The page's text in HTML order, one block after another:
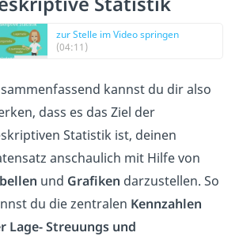
zur Stelle im Video springen
(04:11)
kannst du dir also
dass es das Ziel der
Statistik ist, deinen
anschaulich mit Hilfe von
und Grafiken darzustellen. So
du die zentralen Kennzahlen
Lage- Streuungs und